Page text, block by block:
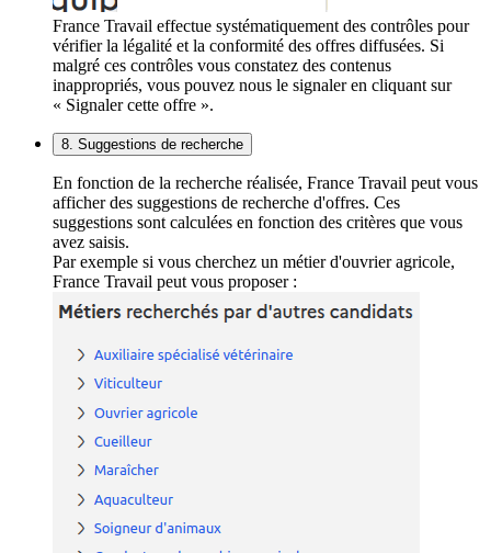
France Travail effectue systématiquement des contrôles pour
vérifier la légalité et la conformité des offres diffusées. Si
malgré ces contrôles vous constatez des contenus
inappropriés, vous pouvez nous le signaler en cliquant sur
« Signaler cette offre ».
8. Suggestions de recherche
En fonction de la recherche réalisée, France Travail peut vous
afficher des suggestions de recherche d'offres. Ces
suggestions sont calculées en fonction des critères que vous
avez saisis.
Par exemple si vous cherchez un métier d'ouvrier agricole,
France Travail peut vous proposer :